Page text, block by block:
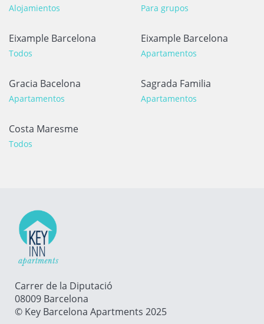
Alojamientos Para grupos
Eixample Barcelona
Todos
Eixample Barcelona
Apartamentos
Gracia Bacelona
Apartamentos
Sagrada Familia
Apartamentos
Costa Maresme
Todos
Carrer de la Diputació
08009 Barcelona
© Key Barcelona Apartments 2025